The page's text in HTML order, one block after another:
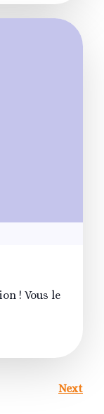
! Vous le
Next